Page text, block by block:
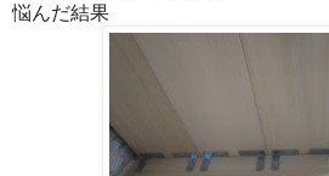
悩んだ結果